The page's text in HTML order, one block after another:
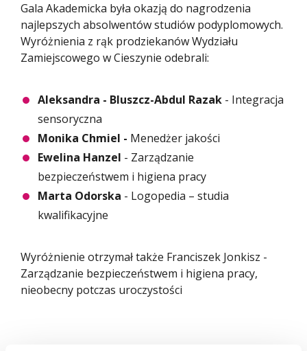
Gala Akademicka była okazją do nagrodzenia
najlepszych absolwentów studiów podyplomowych.
Wyróżnienia z rąk prodziekanów Wydziału
Zamiejscowego w Cieszynie odebrali:
Aleksandra - Bluszcz-Abdul Razak - Integracja
sensoryczna
Monika Chmiel - Menedżer jakości
Ewelina Hanzel - Zarządzanie
bezpieczeństwem i higiena pracy
Marta Odorska - Logopedia – studia
kwalifikacyjne
Wyróżnienie otrzymał także Franciszek Jonkisz -
Zarządzanie bezpieczeństwem i higiena pracy,
nieobecny potczas uroczystości